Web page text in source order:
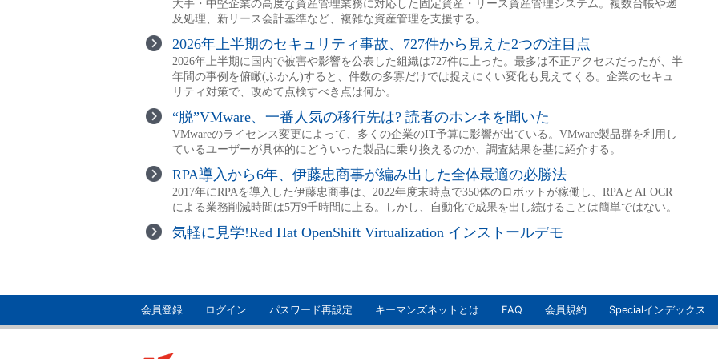
会員登録 ログイン パスワード再設定 キーマンズネットとは FAQ 会員規約 Specialインデックス